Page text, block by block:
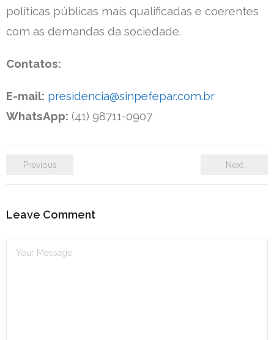
políticas públicas mais qualificadas e coerentes
com as demandas da sociedade.
Contatos:
E-mail: presidencia@sinpefepar.com.br
WhatsApp: (41) 98711-0907
Previous Next
Leave Comment